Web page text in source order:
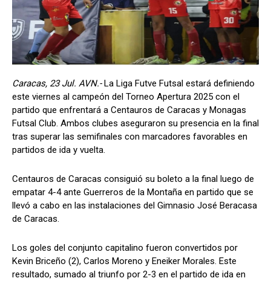
Caracas, 23 Jul. AVN.-La Liga Futve Futsal estará definiendo
este viernes al campeón del Torneo Apertura 2025 con el
partido que enfrentará a Centauros de Caracas y Monagas
Futsal Club. Ambos clubes aseguraron su presencia en la final
tras superar las semifinales con marcadores favorables en
partidos de ida y vuelta.
Centauros de Caracas consiguió su boleto a la final luego de
empatar 4-4 ante Guerreros de la Montaña en partido que se
llevó a cabo en las instalaciones del Gimnasio José Beracasa
de Caracas.
Los goles del conjunto capitalino fueron convertidos por
Kevin Briceño (2), Carlos Moreno y Eneiker Morales. Este
resultado, sumado al triunfo por 2-3 en el partido de ida en